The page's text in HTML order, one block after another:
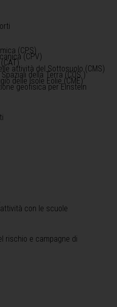
(CPS)
(CPV)
attività del Sottosuolo (CMS)
della Terra (COS )
delle Isole Eolie (CME)
geofisica per Einstein
con le scuole
rischio e campagne di